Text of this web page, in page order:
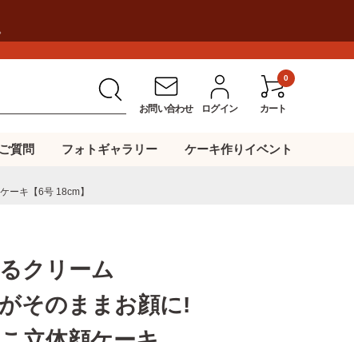
お問い合わせ ログイン
0
カート
質問 フォトギャラリー ケーキ作りイベント
ーキ【6号 18cm】
クリーム
そのままお顔に!